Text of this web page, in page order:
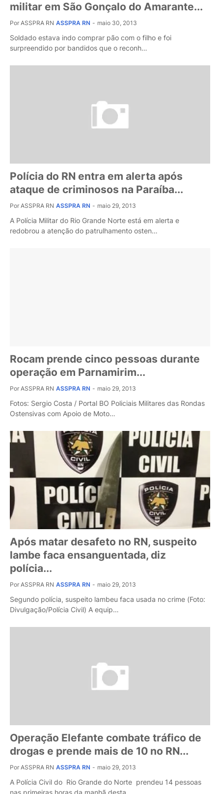
militar em São Gonçalo do Amarante...
Por ASSPRA RN ASSPRA RN - maio 30, 2013
Soldado estava indo comprar pão com o filho e foi
surpreendido por bandidos que o reconh…
Polícia do RN entra em alerta após
ataque de criminosos na Paraíba...
Por ASSPRA RN ASSPRA RN - maio 29, 2013
A Polícia Militar do Rio Grande Norte está em alerta e
redobrou a atenção do patrulhamento osten…
Rocam prende cinco pessoas durante
operação em Parnamirim...
Por ASSPRA RN ASSPRA RN - maio 29, 2013
Fotos: Sergio Costa / Portal BO Policiais Militares das Rondas
Ostensivas com Apoio de Moto…
Após matar desafeto no RN, suspeito
lambe faca ensanguentada, diz
polícia...
Por ASSPRA RN ASSPRA RN - maio 29, 2013
Segundo polícia, suspeito lambeu faca usada no crime (Foto:
Divulgação/Polícia Civil) A equip…
Operação Elefante combate tráfico de
drogas e prende mais de 10 no RN...
Por ASSPRA RN ASSPRA RN - maio 29, 2013
A Polícia Civil do Rio Grande do Norte prendeu 14 pessoas
nas primeiras horas da manhã desta …